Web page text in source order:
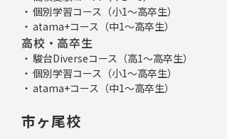
個別学習コース（小1～高卒生）
atama+コース（中1～高卒生）
高校・高卒生
駿台Diverseコース（高1～高卒生）
個別学習コース（小1～高卒生）
atama+コース（中1～高卒生）
市ヶ尾校